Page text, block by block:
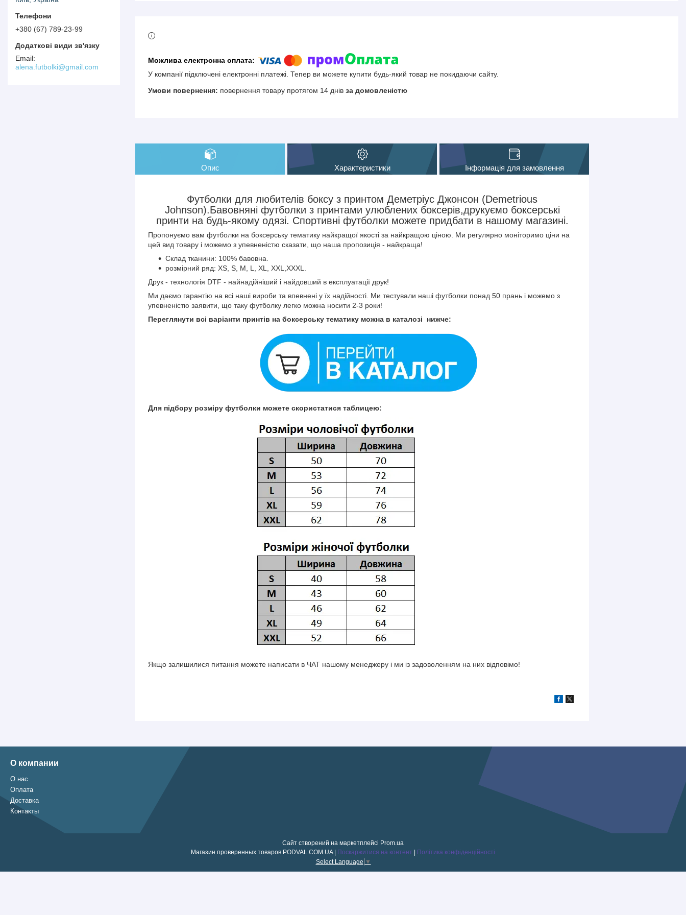
У компанії підключені електронні платежі. Тепер ви можете купити будь-який товар не покидаючи сайту.
повернення товару протягом 14 днів за домовленістю
Опис Характеристики Інформація для замовлення
Футболки для любителів боксу з принтом Деметріус Джонсон (Demetrious
Johnson).Бавовняні футболки з принтами улюблених боксерів,друкуємо боксерські
принти на будь-якому одязі. Спортивні футболки можете придбати в нашому магазині.
Пропонуємо вам футболки на боксерську тематику найкращої якості за найкращою ціною. Ми регулярно моніторимо ціни на
цей вид товару і можемо з упевненістю сказати, що наша пропозиція - найкраща!
Склад тканини: 100% бавовна.
розмірний ряд: XS, S, M, L, XL, XXL,XXXL.
Друк - технологія DTF - найнадійніший і найдовший в експлуатації друк!
Ми даємо гарантію на всі наші вироби та впевнені у їх надійності. Ми тестували наші футболки понад 50 прань і можемо з
упевненістю заявити, що таку футболку легко можна носити 2-3 роки!
Переглянути всі варіанти принтів на боксерську тематику можна в каталозі нижче:
Для підбору розміру футболки можете скористатися таблицею:
Якщо залишилися питання можете написати в ЧАТ нашому менеджеру і ми із задоволенням на них відповімо!
+380 (67) 789-23-99
alena.futbolki@gmail.com
О компании
О нас
Оплата
Доставка
Контакты
Сайт створений на маркетплейсі Prom.ua
Магазин проверенных товаров PODVAL.СOM.UA | Поскаржитися на контент | Політика конфіденційності
Select Language ▼